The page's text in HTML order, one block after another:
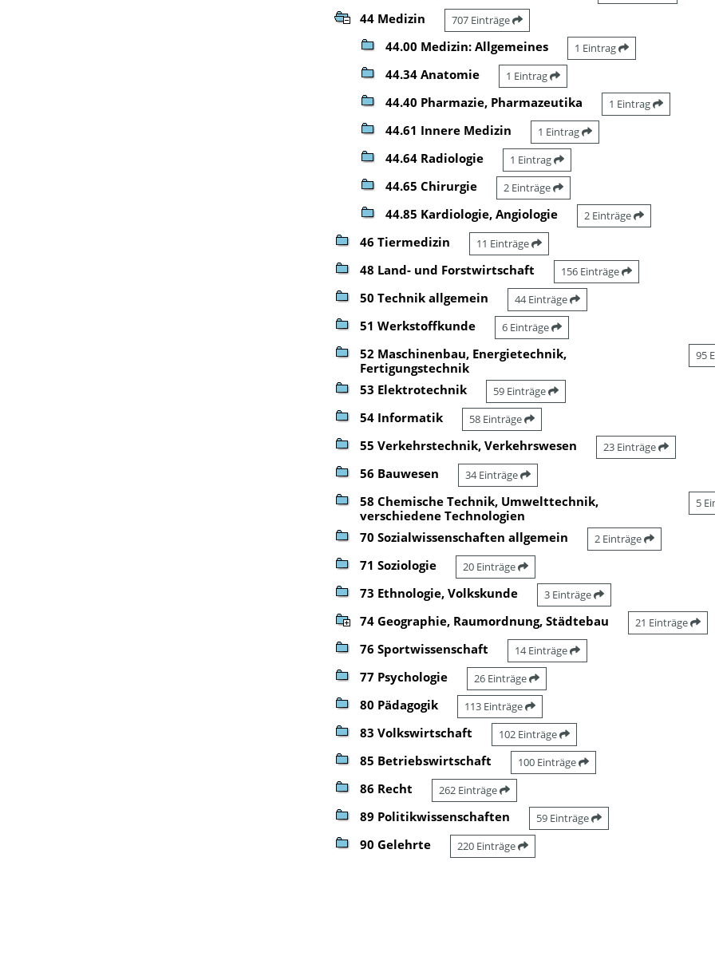
44 Medizin 707 Einträge
44.00 Medizin: Allgemeines 1 Eintrag
44.34 Anatomie 1 Eintrag
44.40 Pharmazie, Pharmazeutika 1 Eintrag
44.61 Innere Medizin 1 Eintrag
44.64 Radiologie 1 Eintrag
44.65 Chirurgie 2 Einträge
44.85 Kardiologie, Angiologie 2 Einträge
46 Tiermedizin 11 Einträge
48 Land- und Forstwirtschaft 156 Einträge
50 Technik allgemein 44 Einträge
51 Werkstoffkunde 6 Einträge
52 Maschinenbau, Energietechnik,
Fertigungstechnik
95
53 Elektrotechnik 59 Einträge
54 Informatik 58 Einträge
55 Verkehrstechnik, Verkehrswesen 23 Einträge
56 Bauwesen 34 Einträge
58 Chemische Technik, Umwelttechnik,
verschiedene Technologien
5
70 Sozialwissenschaften allgemein 2 Einträge
71 Soziologie 20 Einträge
73 Ethnologie, Volkskunde 3 Einträge
74 Geographie, Raumordnung, Städtebau 21 Einträge
76 Sportwissenschaft 14 Einträge
77 Psychologie 26 Einträge
80 Pädagogik 113 Einträge
83 Volkswirtschaft 102 Einträge
85 Betriebswirtschaft 100 Einträge
86 Recht 262 Einträge
89 Politikwissenschaften 59 Einträge
90 Gelehrte 220 Einträge